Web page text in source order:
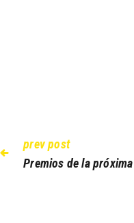
Previous post:
prev post
Premios de la